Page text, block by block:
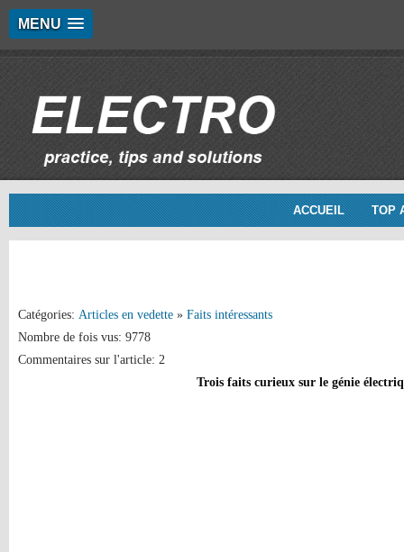
MENU
ACCUEIL TOP
Catégories: Articles en vedette » Faits intéressants
Nombre de fois vus: 9778
Commentaires sur l'article: 2
Trois faits curieux sur le génie